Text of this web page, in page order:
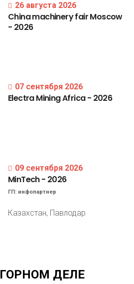
26 августа 2026
ChinamachineryfairMoscow
- 2026
07 сентября 2026
ElectraMiningAfrica- 2026
09 сентября 2026
MinTech- 2026
ГП: инфопартнер
Казахстан, Павлодар
ГОРНОМ ДЕЛЕ